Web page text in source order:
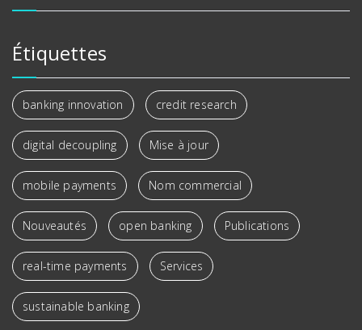
Étiquettes
banking innovation credit research
digital decoupling Mise à jour
mobile payments Nom commercial
Nouveautés open banking Publications
real-time payments Services
sustainable banking